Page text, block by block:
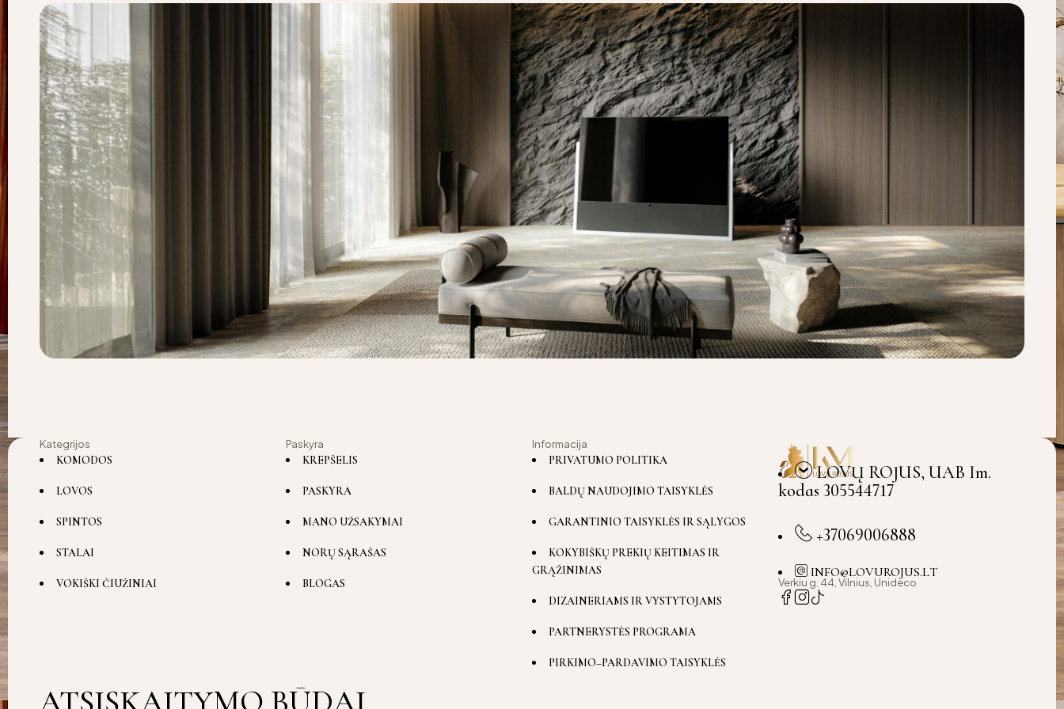
Kategrijos
KOMODOS
LOVOS
SPINTOS
STALAI
VOKIŠKI ČIUŽINIAI
Paskyra
KREPŠELIS
PASKYRA
MANO UŽSAKYMAI
NORŲ SĄRAŠAS
BLOGAS
Informacija
PRIVATUMO POLITIKA
BALDŲ NAUDOJIMO TAISYKLĖS
GARANTINIO TAISYKLĖS IR SĄLYGOS
KOKYBIŠKŲ PREKIŲ KEITIMAS IR
GRĄŽINIMAS
DIZAINERIAMS IR VYSTYTOJAMS
PARTNERYSTĖS PROGRAMA
PIRKIMO–PARDAVIMO TAISYKLĖS
LOVŲ ROJUS, UAB Im.
kodas 305544717
+37069006888
INFO@LOVUROJUS.LT
Verkiu g. 44, Vilnius, Unideco